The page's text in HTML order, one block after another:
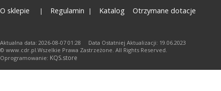
O sklepie Regulamin Katalog Otrzymane dotacje
Aktualna data: 2026-08-07 01:28 Data Ostatniej Aktualizacji: 19.06.2023
© www.cdr.pl.Wszelkie Prawa Zastrzeżone. All Rights Reserved.
Oprogramowanie: KQS.store